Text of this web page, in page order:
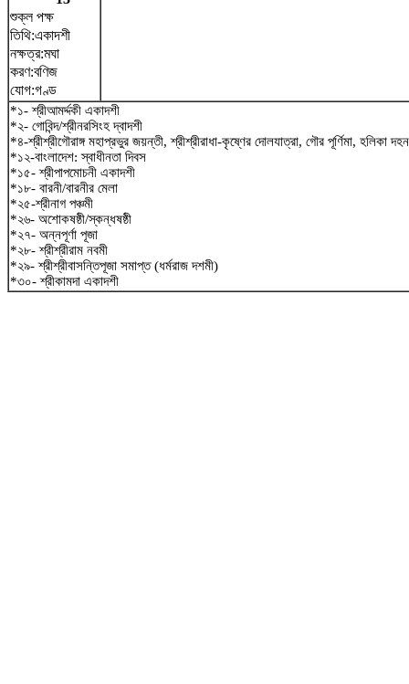
শুক্ল পক্ষ
তিথি:একাদশী
নক্ষত্র:মঘা
করণ:বণিজ
যোগ:গণ্ড
*১- শ্রীআমর্দ্দকী একাদশী
*২- গোবিন্দ/শ্রীনরসিংহ দ্বাদশী
*৪-শ্রীশ্রীগৌরাঙ্গ মহাপ্রভুর জয়ন্তী, শ্রীশ্রীরাধা-কৃষ্ণের দোলযাত্রা, গৌর পূর্ণিমা, হলিকা দহন
*১২-বাংলাদেশ: স্বাধীনতা দিবস
*১৫- শ্রীপাপমোচনী একাদশী
*১৮- বারনী/বারনীর মেলা
*২৫-শ্রীনাগ পঞ্চমী
*২৬- অশোকষষ্ঠী/স্কন্ধষষ্ঠী
*২৭- অন্নপূর্ণা পূজা
*২৮- শ্রীশ্রীরাম নবমী
*২৯- শ্রীশ্রীবাসন্তিপূজা সমাপ্ত (ধর্মরাজ দশমী)
*৩০- শ্রীকামদা একাদশী